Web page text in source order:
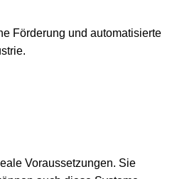
Voraussetzungen. Sie